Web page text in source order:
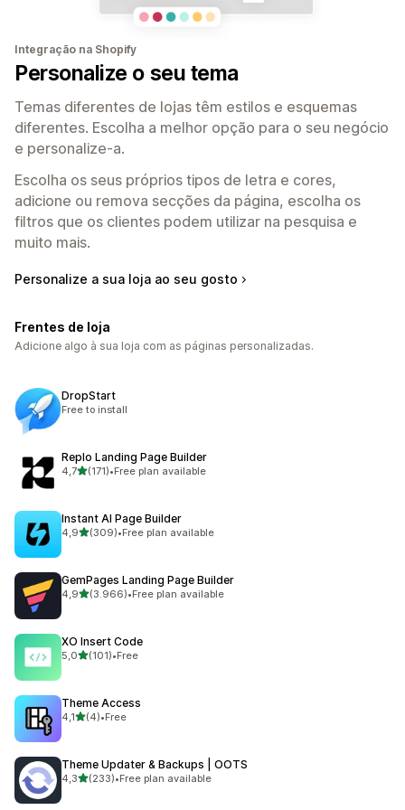
Integração na Shopify
Personalize o seu tema
Temas diferentes de lojas têm estilos e esquemas
diferentes. Escolha a melhor opção para o seu negócio
e personalize-a.
Escolha os seus próprios tipos de letra e cores,
adicione ou remova secções da página, escolha os
filtros que os clientes podem utilizar na pesquisa e
muito mais.
Personalize a sua loja ao seu gosto
Frentes de loja
Adicione algo à sua loja com as páginas personalizadas.
DropStart
Free to install
Replo Landing Page Builder
4,7de 5 estrelas
(171)
171 total de avaliações
•Free plan available
Instant AI Page Builder
4,9de 5 estrelas
(309)
309 total de avaliações
•Free plan available
GemPages Landing Page Builder
4,9de 5 estrelas
(3.966)
3966 total de avaliações
•Free plan available
XO Insert Code
5,0de 5 estrelas
(101)
101 total de avaliações
•Free
Theme Access
4,1de 5 estrelas
(4)
4 total de avaliações
•Free
Theme Updater & Backups | OOTS
4,3de 5 estrelas
(233)
233 total de avaliações
•Free plan available